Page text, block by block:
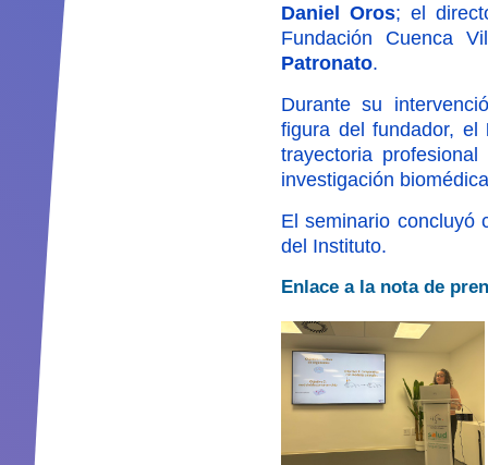
Daniel Oros; el
Fundación Cuenca
Patronato.
Durante su
figura del fundador, el
trayectoria
investigación
El seminario concluyó
del Instituto.
Enlace a la nota de